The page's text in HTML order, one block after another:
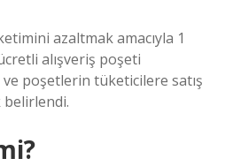
azaltmak amacıyla 1
alışveriş poşeti
ve poşetlerin tüketicilere satış
belirlendi.